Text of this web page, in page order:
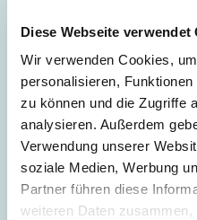
Diese Webseite verwendet
Wir verwenden Cookies,
personalisieren,
zu können und die Zugriffe
analysieren. Außerdem
Verwendung unserer
soziale Medien, Werbung
Partner führen diese
weiteren Daten
09.05.2022 // Kommunikation
Fahren & Wohnen von
Continental hat gleich drei
gewonnen. Die
dem Konzeptfahrzeug